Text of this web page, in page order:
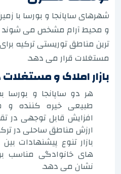
شهرهای ساپانجا و بورسا با
و محیط آرام مشخص می شوند
ترین مناطق توریستی ترکیه
مستغلات قرار می دهد.
بازار املاک و
هر دو ساپانجا و بورسا
طبیعی خیره کننده
افزایش قابل توجهی در
ارزش مناطق ساحلی در
بازار تنوع پیشنهادات
های خانوادگی مناسب
نشان می دهد.